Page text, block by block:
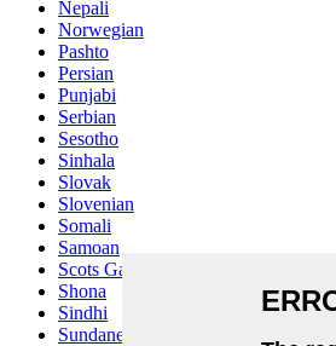
Nepali
Norwegian
Pashto
Persian
Punjabi
Serbian
Sesotho
Sinhala
Slovak
Slovenian
Somali
Samoan
Scots Gaelic
Shona
Sindhi
Sundanese